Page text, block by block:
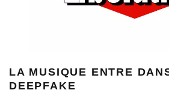
LA MUSIQUE ENTRE
DEEPFAKE